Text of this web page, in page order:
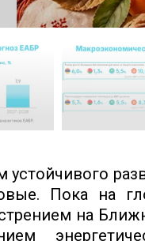
устойчивого
Пока на
на